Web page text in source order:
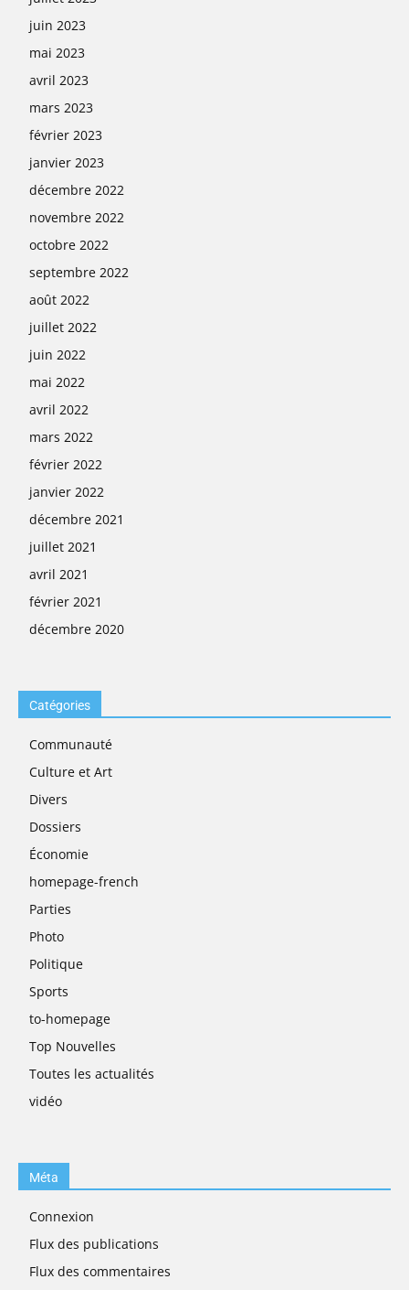
juin 2023
mai 2023
avril 2023
mars 2023
février 2023
janvier 2023
décembre 2022
novembre 2022
octobre 2022
septembre 2022
août 2022
juillet 2022
juin 2022
mai 2022
avril 2022
mars 2022
février 2022
janvier 2022
décembre 2021
juillet 2021
avril 2021
février 2021
décembre 2020
Catégories
Communauté
Culture et Art
Divers
Dossiers
Économie
homepage-french
Parties
Photo
Politique
Sports
to-homepage
Top Nouvelles
Toutes les actualités
vidéo
Méta
Connexion
Flux des publications
Flux des commentaires